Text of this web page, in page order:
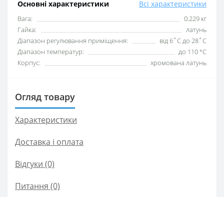
Основні характеристики Всі характеристики
Вага:
0.229 кг
Гайка:
латунь
Діапазон регулювання приміщення:
від 6˚C до 28˚C
Діапазон температур:
до 110 °C
Корпус:
хромована латунь
Огляд товару
Характеристики
Доставка і оплата
Відгуки (0)
Питання (0)